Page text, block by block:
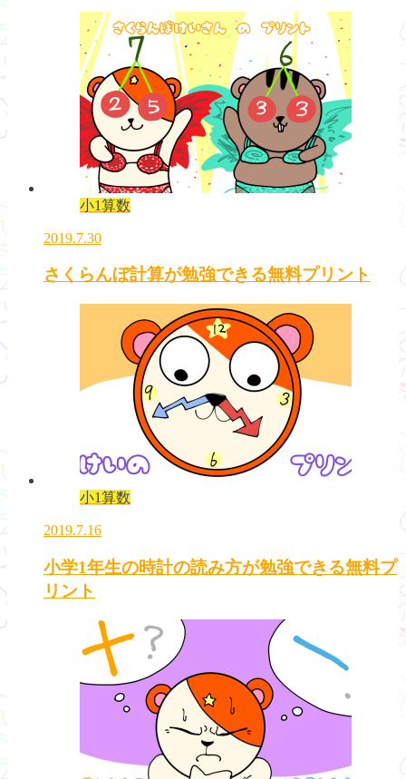
小1算数
2019.7.30
さくらんぼ計算が勉強できる無料プリント
小1算数
2019.7.16
小学1年生の時計の読み方が勉強できる無料プ
リント